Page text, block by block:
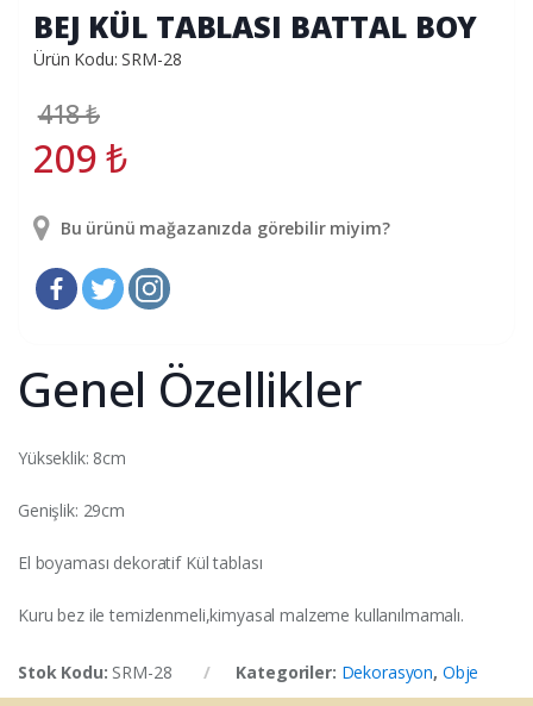
BEJ KÜL TABLASI BATTAL BOY
Ürün Kodu: SRM-28
418₺
209₺
Bu ürünü mağazanızda görebilir miyim?
Genel Özellikler
Yükseklik: 8cm
Genişlik: 29cm
El boyaması dekoratif Kül tablası
Kuru bez ile temizlenmeli,kimyasal malzeme kullanılmamalı.
Stok Kodu: SRM-28 Kategoriler: Dekorasyon, Obje